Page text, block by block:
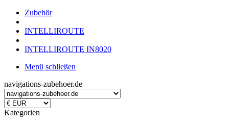
Zubehör
INTELLIROUTE
INTELLIROUTE IN8020
Menü schließen
navigations-zubehoer.de
Kategorien